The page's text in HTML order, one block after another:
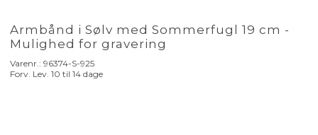
Armbånd i Sølv med Sommerfugl 19 cm -
Mulighed for gravering
Varenr.:96374-S-925
Forv. Lev. 10 til 14 dage